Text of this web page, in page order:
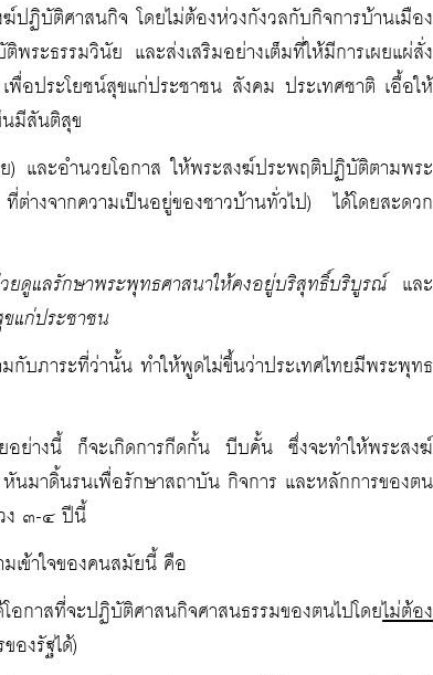
ปฏิบัติศาสนกิจ โดยไม่ต้องห่วงกังวลกับกิจการบ้านเมือง
ระธรรมวินัย และส่งเสริมอย่างเต็มที่ให้มีการเผยแผ่สั่ง
อประโยชน์สุขแก่ประชาชน สังคม ประเทศชาติ เอื้อให้
มีสันติสุข
และอำนวยโอกาส ให้พระสงฆ์ประพฤติปฏิบัติตามพระ
างจากความเป็นอยู่ของชาวบ้านทั่วไป) ได้โดยสะดวก
ยดูแลรักษาพระพุทธศาสนาให้คงอยู่บริสุทธิ์บริบูรณ์และ
แก่ประชาชน
กับภาระที่ว่านั้น ทำให้พูดไม่ขึ้นว่าประเทศไทยมีพระพุทธ
ยอย่างนี้ ก็จะเกิดการกีดกั้น บีบคั้น ซึ่งจะทำให้พระสงฆ์
มาดิ้นรนเพื่อรักษาสถาบัน กิจการ และหลักการของตน
ง ๓-๔ ปีนี้
เข้าใจของคนสมัยนี้ คือ
กาสที่จะปฏิบัติศาสนกิจศาสนธรรมของตนไปโดยไม่ต้อง
งรัฐได้)